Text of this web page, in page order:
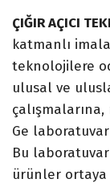
ÇIĞIR AÇICI
katmanlı
teknolojilere
ulusal ve
Ge
Bu
ürünler ortaya